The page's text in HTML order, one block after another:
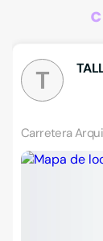
T
Carretera